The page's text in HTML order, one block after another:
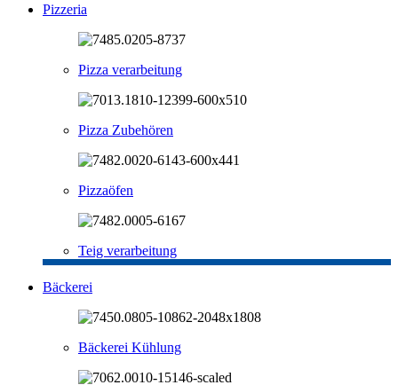
Pizzeria
Pizza verarbeitung
Pizza Zubehören
Pizzaöfen
Teig verarbeitung
Bäckerei
Bäckerei Kühlung